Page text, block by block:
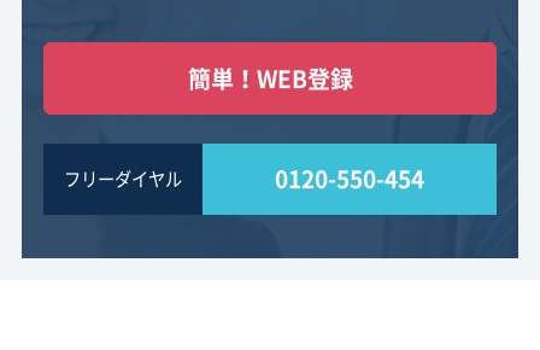
簡単！WEB登録
フリーダイヤル 0120-550-454